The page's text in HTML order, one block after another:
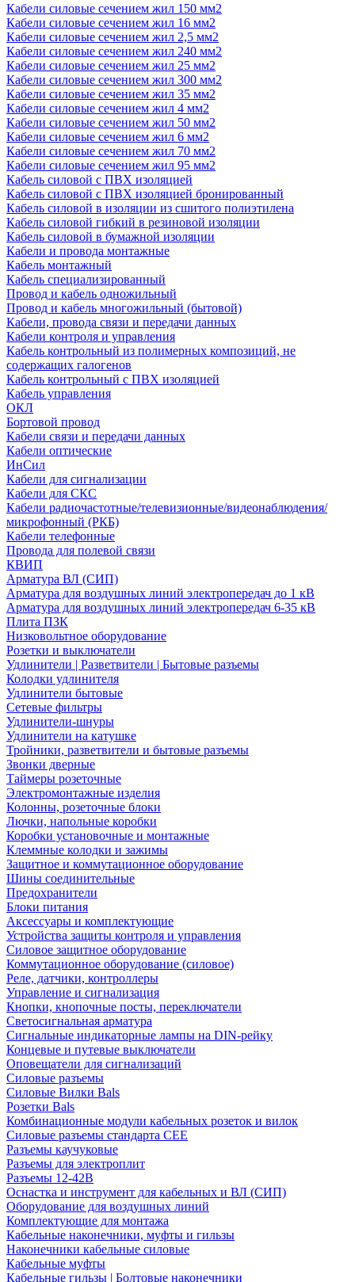
Кабели силовые сечением жил 150 мм2
Кабели силовые сечением жил 16 мм2
Кабели силовые сечением жил 2,5 мм2
Кабели силовые сечением жил 240 мм2
Кабели силовые сечением жил 25 мм2
Кабели силовые сечением жил 300 мм2
Кабели силовые сечением жил 35 мм2
Кабели силовые сечением жил 4 мм2
Кабели силовые сечением жил 50 мм2
Кабели силовые сечением жил 6 мм2
Кабели силовые сечением жил 70 мм2
Кабели силовые сечением жил 95 мм2
Кабель силовой с ПВХ изоляцией
Кабель силовой с ПВХ изоляцией бронированный
Кабель силовой в изоляции из сшитого полиэтилена
Кабель силовой гибкий в резиновой изоляции
Кабель силовой в бумажной изоляции
Кабели и провода монтажные
Кабель монтажный
Кабель специализированный
Провод и кабель одножильный
Провод и кабель многожильный (бытовой)
Кабели, провода связи и передачи данных
Кабели контроля и управления
Кабель контрольный из полимерных композиций, не
содержащих галогенов
Кабель контрольный с ПВХ изоляцией
Кабель управления
ОКЛ
Бортовой провод
Кабели связи и передачи данных
Кабели оптические
ИнСил
Кабели для сигнализации
Кабели для СКС
Кабели радиочастотные/телевизионные/видеонаблюдения/
микрофонный (РКБ)
Кабели телефонные
Провода для полевой связи
КВИП
Арматура ВЛ (СИП)
Арматура для воздушных линий электропередач до 1 кВ
Арматура для воздушных линий электропередач 6-35 кВ
Плита ПЗК
Низковольтное оборудование
Розетки и выключатели
Удлинители | Разветвители | Бытовые разъемы
Колодки удлинителя
Удлинители бытовые
Сетевые фильтры
Удлинители-шнуры
Удлинители на катушке
Тройники, разветвители и бытовые разъемы
Звонки дверные
Таймеры розеточные
Электромонтажные изделия
Колонны, розеточные блоки
Лючки, напольные коробки
Коробки установочные и монтажные
Клеммные колодки и зажимы
Защитное и коммутационное оборудование
Шины соединительные
Предохранители
Блоки питания
Аксессуары и комплектующие
Устройства защиты контроля и управления
Силовое защитное оборудование
Коммутационное оборудование (силовое)
Реле, датчики, контроллеры
Управление и сигнализация
Кнопки, кнопочные посты, переключатели
Светосигнальная арматура
Сигнальные индикаторные лампы на DIN-рейку
Концевые и путевые выключатели
Оповещатели для сигнализаций
Силовые разъемы
Силовые Вилки Bals
Розетки Bals
Комбинационные модули кабельных розеток и вилок
Силовые разъемы стандарта CEE
Разъемы каучуковые
Разъемы для электроплит
Разъемы 12-42В
Оснастка и инструмент для кабельных и ВЛ (СИП)
Оборудование для воздушных линий
Комплектующие для монтажа
Кабельные наконечники, муфты и гильзы
Наконечники кабельные силовые
Кабельные муфты
Кабельные гильзы | Болтовые наконечники